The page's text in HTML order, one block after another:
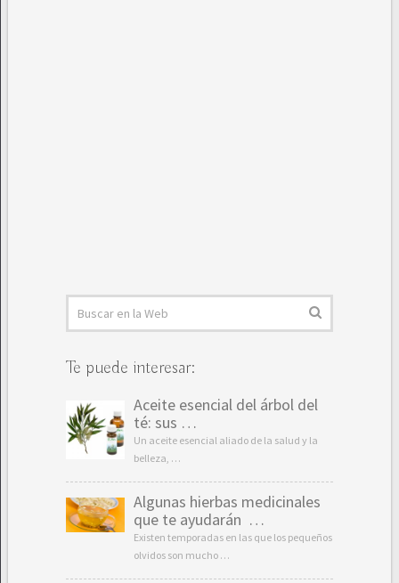
Te puede interesar:
Aceite esencial del árbol del
té: sus …
Un aceite esencial aliado de la salud y la
belleza, …
Algunas hierbas medicinales
que te ayudarán …
Existen temporadas en las que los pequeños
olvidos son mucho …